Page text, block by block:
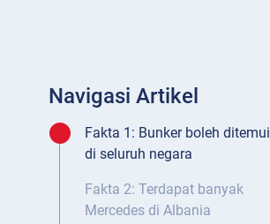
Navigasi Artikel
Fakta 1: Bunker boleh ditemui
di seluruh negara
Fakta 2: Terdapat banyak
Mercedes di Albania